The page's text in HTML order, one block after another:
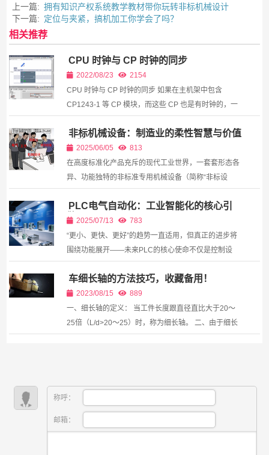
上一篇: 拥有知识产权系统教学教材带你玩转非标机械设计
下一篇: 定位与夹紧，搞机加工你学会了吗？
相关推荐
CPU 时钟与 CP 时钟的同步
2022/08/23
2154
CPU 时钟与 CP 时钟的同步 如果在主机架中包含
CP1243-1 等 CP 模块，而这些 CP 也是有时钟的，一
架中只需有一个 CPU 或者 CP 作为 NTP 客户端，其余
模块只...
非标机械设备：制造业的柔性智慧与价值
引擎2025/06/05
813
在高度标准化产品充斥的现代工业世界，一套套形态各
异、功能独特的非标准专用机械设备（简称“非标设
的隐形...
PLC电气自动化：工业智能化的核心引
擎2025/07/13
783
“更小、更快、更好”的趋势一直适用，但真正的进步将
围绕功能展开——未来PLC的核心使命不仅是控制设
车细长轴的方法技巧，收藏备用！
2023/08/15
889
一、细长轴的定义： 当工件长度跟直径直比大于20～
25倍（L/d>20～25）时，称为细长轴。 二、由于细长
称呼：
邮箱：